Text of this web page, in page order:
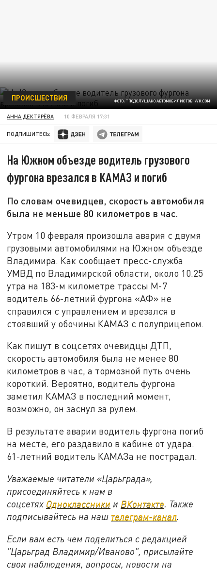
ФОТО: "ПОДСЛУШАНО АВТОМОБИЛИСТОВ"/VK.COM
ПРОИСШЕСТВИЯ
АННА ДЕКТЯРЁВА 10 ФЕВРАЛЯ 17:31
ПОДПИШИТЕСЬ:
На Южном объезде водитель грузового
фургона врезался в КАМАЗ и погиб
По словам очевидцев, скорость автомобиля
была не меньше 80 километров в час.
Утром 10 февраля произошла авария с двумя
грузовыми автомобилями на Южном объезде
Владимира. Как сообщает пресс-служба
УМВД по Владимирской области, около 10.25
утра на 183-м километре трассы М-7
водитель 66-летний фургона «АФ» не
справился с управлением и врезался в
стоявший у обочины КАМАЗ с полуприцепом.
Как пишут в соцсетях очевидцы ДТП,
скорость автомобиля была не менее 80
километров в час, а тормозной путь очень
короткий. Вероятно, водитель фургона
заметил КАМАЗ в последний момент,
возможно, он заснул за рулем.
В результате аварии водитель фургона погиб
на месте, его раздавило в кабине от удара.
61-летний водитель КАМАЗа не пострадал.
Уважаемые читатели «Царьграда»,
присоединяйтесь к нам в
соцсетях Одноклассники и ВКонтакте. Также
подписывайтесь на наш телеграм-канал.
Если вам есть чем поделиться с редакцией
"Царьград Владимир/Иваново", присылайте
свои наблюдения, вопросы, новости на